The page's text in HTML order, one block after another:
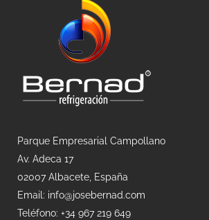
Parque Empresarial Campollano
Av. Adeca 17
02007 Albacete, España
Email: info@josebernad.com
Teléfono: +34 967 219 649